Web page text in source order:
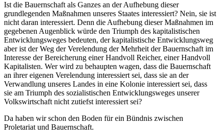
Ist die Bauernschaft als Ganzes an der Aufhebung dieser
grundlegenden Maßnahmen unseres Staates interessiert? Nein, sie ist
nicht daran interessiert. Denn die Aufhebung dieser Maßnahmen im
gegebenen Augenblick würde den Triumph des kapitalistischen
Entwicklungsweges bedeuten, der kapitalistische Entwicklungsweg
aber ist der Weg der Verelendung der Mehrheit der Bauernschaft im
Interesse der Bereicherung einer Handvoll Reicher, einer Handvoll
Kapitalisten. Wer wird zu behaupten wagen, dass die Bauernschaft
an ihrer eigenen Verelendung interessiert sei, dass sie an der
Verwandlung unseres Landes in eine Kolonie interessiert sei, dass
sie am Triumph des sozialistischen Entwicklungsweges unserer
Volkswirtschaft nicht zutiefst interessiert sei?
Da haben wir schon den Boden für ein Bündnis zwischen
Proletariat und Bauernschaft.